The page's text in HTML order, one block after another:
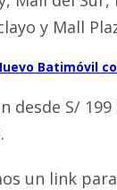
y Mall
Batimóvil
desde S/
un link